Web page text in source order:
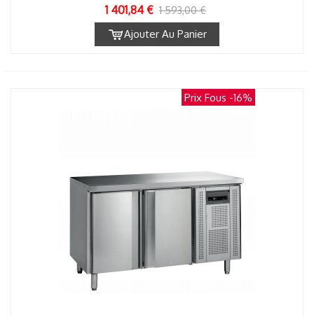
1 401,84 € 1 593,00 €
Ajouter Au Panier
Prix Fous -16%